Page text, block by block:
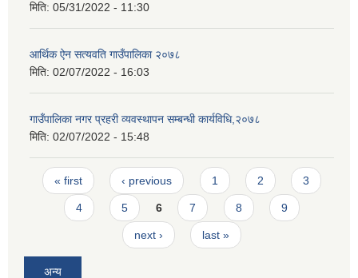
मिति: 05/31/2022 - 11:30
आर्थिक ऐन सत्यवति गाउँपालिका २०७८
मिति: 02/07/2022 - 16:03
गाउँपालिका नगर प्रहरी व्यवस्थापन सम्बन्धी कार्यविधि,२०७८
मिति: 02/07/2022 - 15:48
Pages
« first ‹ previous 1 2 3
4 5 6 7 8 9
next › last »
अन्य